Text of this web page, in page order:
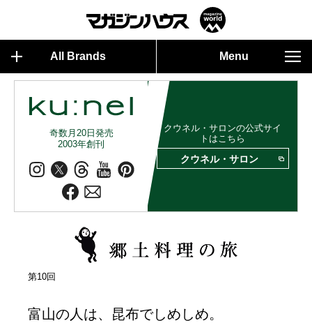
All Brands Menu
奇数月20日発売
2003年創刊
クウネル・サロンの公式サイ
トはこちら
クウネル・サロン
第10回
富山の人は、昆布でしめしめ。